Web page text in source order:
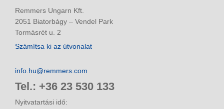
Remmers Ungarn Kft.
2051 Biatorbágy – Vendel Park
Tormásrét u. 2
Számítsa ki az útvonalat
info.hu@remmers.com
Tel.: +36 23 530 133
Nyitvatartási idő: